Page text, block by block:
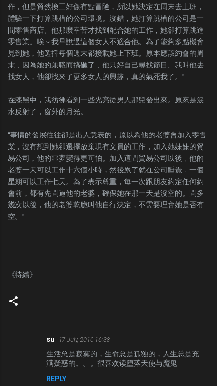
作，但是貿然換工好像有點冒險，所以她決定在周末去上班，
體驗一下打算跳槽的公司環境。沒錯，她打算跳槽的公司是一
間零售商店。他那麼幸苦才找到配合她的工作，她卻打算跳進
零售業。唉～我早說過這個女人不適合他。為了能夠多點機會
見到她，他選擇每個週末都接載她上下班。原本應該約會的周
末，因為她的兼職而搞砸了，他只好自己尋找節目。我叫他去
找女人，他卻找來了更多女人的興趣，真的氣死我了。”
在漆黑中，我彷彿看到一些光亮從男人那兒發出來。原來是淚
水反射了，窗外的月光。
“事情的發展往往都是出人意表的，原以為他的老婆會加入零售
業，沒有想到她卻選擇放棄現有文員的工作，加入她妹妹的貿
易公司，他的噩夢變得更可怕。加入這間貿易公司以後，他的
老婆一天可以工作十六個小時，然後累了就在公司睡覺，一個
星期可以工作七天。為了表示尊重，每一次跟朋友約定任何約
會前，都有先問過他的老婆，確保她在那一天是沒空的。問多
幾次以後，他的老婆乾脆叫他自行決定，不需要理會她是否有
空。”
《待續》
su 17 July, 2010 16:38
生活总是寂寞的，生命总是孤独的，人生总是充
满疑惑的。。。很喜欢读堕落天使与魔鬼
REPLY